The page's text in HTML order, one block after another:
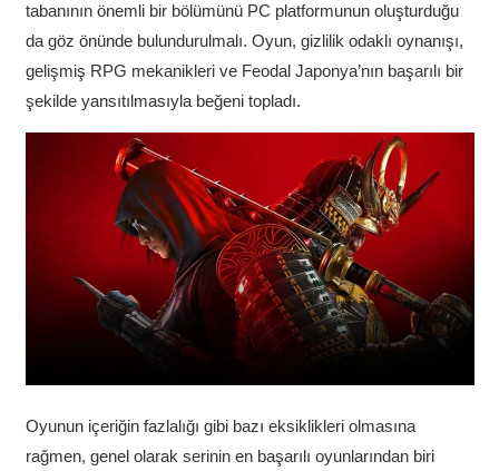
tabanının önemli bir bölümünü PC platformunun oluşturduğu
da göz önünde bulundurulmalı. Oyun, gizlilik odaklı oynanışı,
gelişmiş RPG mekanikleri ve Feodal Japonya’nın başarılı bir
şekilde yansıtılmasıyla beğeni topladı.
Oyunun içeriğin fazlalığı gibi bazı eksiklikleri olmasına
rağmen, genel olarak serinin en başarılı oyunlarından biri